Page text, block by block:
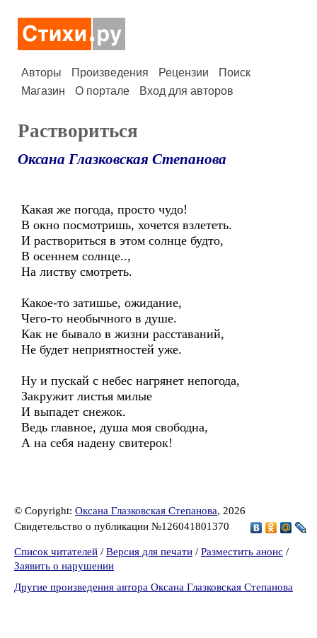
Авторы Произведения Рецензии
Поиск
Магазин
О портале Вход для авторов
Раствориться
Оксана Глазковская Степанова
Какая же погода, просто чудо!
В окно посмотришь, хочется взлететь.
И раствориться в этом солнце будто,
В осеннем солнце..,
На листву смотреть.
Какое-то затишье, ожидание,
Чего-то необычного в душе.
Как не бывало в жизни расставаний,
Не будет неприятностей уже.
Ну и пускай с небес нагрянет непогода,
Закружит листья милые
И выпадет снежок.
Ведь главное, душа моя свободна,
А на себя надену свитерок!
© Copyright: Оксана Глазковская Степанова, 2026
Свидетельство о публикации №126041801370
Список читателей / Версия для печати / Разместить анонс /
Заявить о нарушении
Другие произведения автора Оксана Глазковская Степанова